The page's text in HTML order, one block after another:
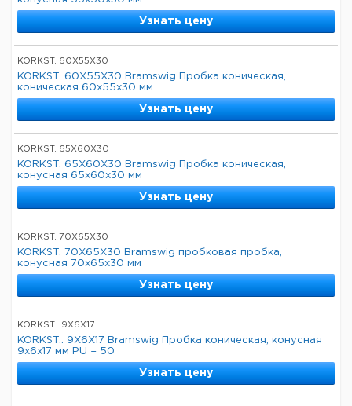
Узнать цену
KORKST. 60X55X30
KORKST. 60X55X30 Bramswig Пробка коническая,
коническая 60x55x30 мм
Узнать цену
KORKST. 65X60X30
KORKST. 65X60X30 Bramswig Пробка коническая,
конусная 65x60x30 мм
Узнать цену
KORKST. 70X65X30
KORKST. 70X65X30 Bramswig пробковая пробка,
конусная 70x65x30 мм
Узнать цену
KORKST.. 9X6X17
KORKST.. 9X6X17 Bramswig Пробка коническая, конусная
9x6x17 мм PU = 50
Узнать цену